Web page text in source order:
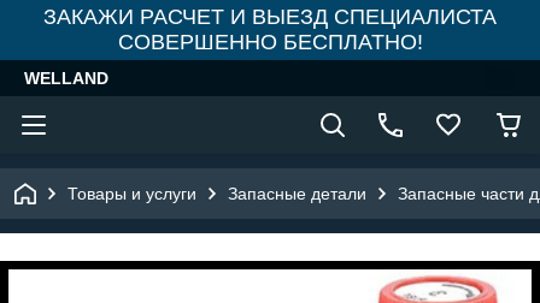
ЗАКАЖИ РАСЧЕТ И ВЫЕЗД СПЕЦИАЛИСТА
СОВЕРШЕННО БЕСПЛАТНО!
WELLAND
Товары и услуги Запасные детали Запасные части